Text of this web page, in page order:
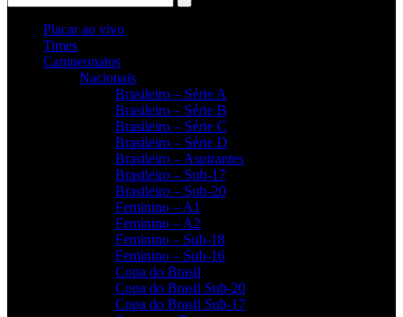
Placar ao vivo
Times
Campeonatos
Nacionais
Brasileiro – Série A
Brasileiro – Série B
Brasileiro – Série C
Brasileiro – Série D
Brasileiro – Aspirantes
Brasileiro – Sub-17
Brasileiro – Sub-20
Feminino – A1
Feminino – A2
Feminino – Sub-18
Feminino – Sub-16
Copa do Brasil
Copa do Brasil Sub-20
Copa do Brasil Sub-17